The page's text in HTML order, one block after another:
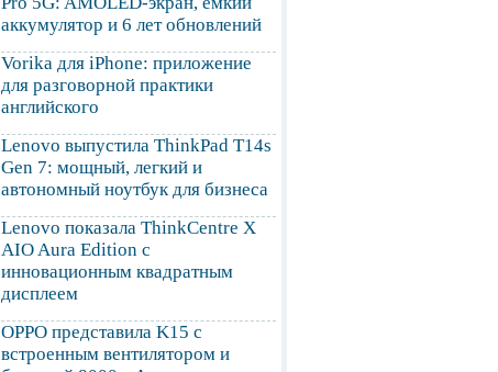
аккумулятор и 6 лет обновлений
Vorika для iPhone: приложение
для разговорной практики
английского
Lenovo выпустила ThinkPad T14s
Gen 7: мощный, легкий и
автономный ноутбук для бизнеса
Lenovo показала ThinkCentre X
AIO Aura Edition с
инновационным квадратным
дисплеем
OPPO представила K15 с
встроенным вентилятором и